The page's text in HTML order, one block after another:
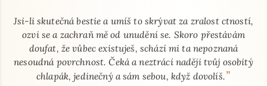
Jsi-li skutečná bestie a umíš to skrývat za zralost ctností,
ozvi se a zachraň mě od unudění se. Skoro přestávám
doufat, že vůbec existuješ, schází mi ta nepoznaná
nesoudná povrchnost. Čeká a neztrácí naději tvůj osobitý
chlapák, jedinečný a sám sebou, když dovolíš.”